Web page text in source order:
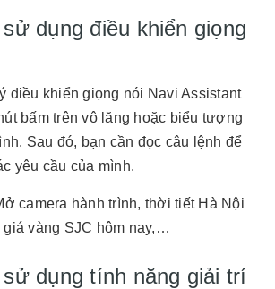
dụng điều khiển giọng
điều khiển giọng nói Navi Assistant
bấm trên vô lăng hoặc biểu tượng
Sau đó, bạn cần đọc câu lệnh để
yêu cầu của mình.
camera hành trình, thời tiết Hà Nội
giá vàng SJC hôm nay,…
dụng tính năng giải trí